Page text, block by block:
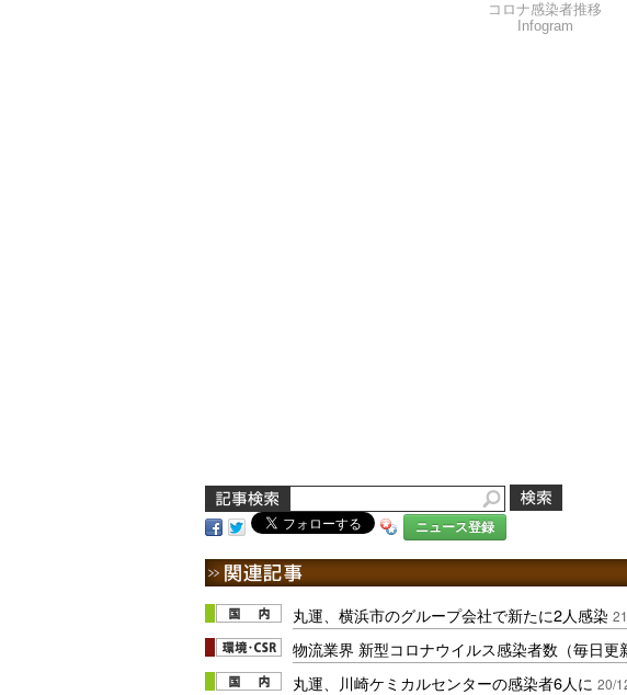
コロナ感染者推移
Infogram
ニュース登録
丸運、横浜市のグループ会社で新たに2人感染
物流業界 新型コロナウイルス感染者数（毎日更
丸運、川崎ケミカルセンターの感染者6人に 20/